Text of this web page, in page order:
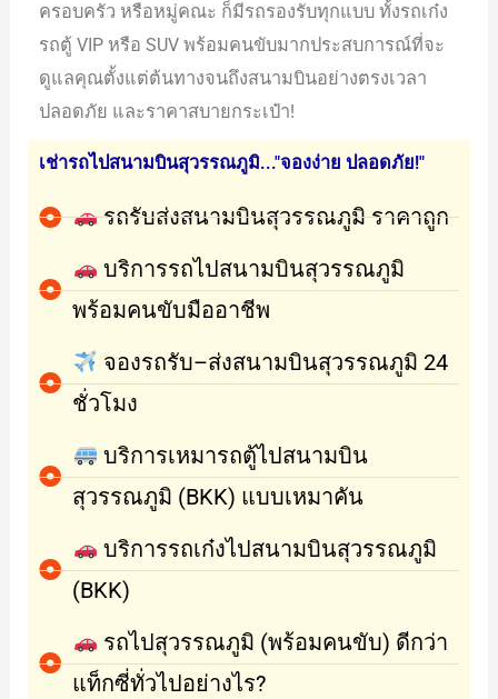
ครอบครัว หรือหมู่คณะ ก็มีรถรองรับทุกแบบ ทั้งรถเก๋ง
รถตู้ VIP หรือ SUV พร้อมคนขับมากประสบการณ์ที่จะ
ดูแลคุณตั้งแต่ต้นทางจนถึงสนามบินอย่างตรงเวลา
ปลอดภัย และราคาสบายกระเป๋า!
เช่ารถไปสนามบินสุวรรณภูมิ..."จองง่าย ปลอดภัย!"
รถรับส่งสนามบินสุวรรณภูมิ ราคาถูก
บริการรถไปสนามบินสุวรรณภูมิ
พร้อมคนขับมืออาชีพ
จองรถรับ–ส่งสนามบินสุวรรณภูมิ 24
ชั่วโมง
บริการเหมารถตู้ไปสนามบิน
สุวรรณภูมิ (BKK) แบบเหมาคัน
บริการรถเก๋งไปสนามบินสุวรรณภูมิ
(BKK)
รถไปสุวรรณภูมิ (พร้อมคนขับ) ดีกว่า
แท็กซี่ทั่วไปอย่างไร?